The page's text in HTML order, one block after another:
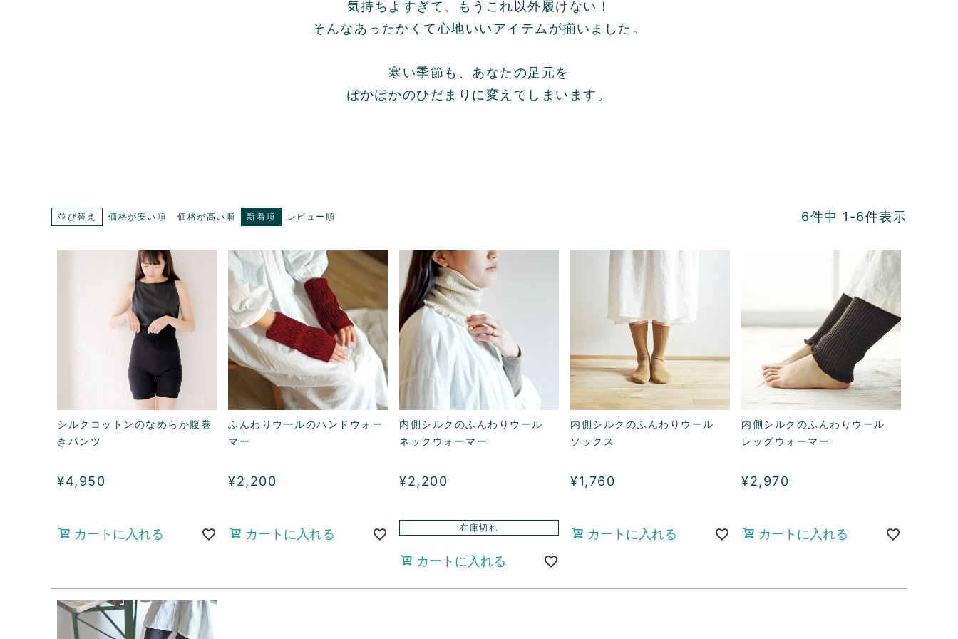
気持ちよすぎて、
もうこれ以外履けない！
そんなあったかくて心地いいアイテムが揃いました。
寒い季節も、あなたの足元を
ぽかぽかのひだまりに変えて しまいます。
並び替え 価格が安い順 価格が高い順 新着順 レビュー順 6件中 1 -6件表示
シルクコットンのなめらか腹巻
きパンツ
¥4,950
カートに入れる
ふんわりウールのハンドウォー
マー
¥2,200
カートに入れる
内側シルクのふんわりウール
ネックウォーマー
¥2,200
在庫切れ
カートに入れる
内側シルクのふんわりウール
ソックス
¥1,760
カートに入れる
内側シルクのふんわりウール
レッグウォーマー
¥2,970
カートに入れる